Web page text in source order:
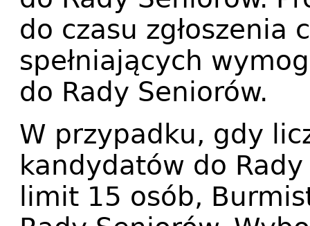
do czasu zgłoszenia
spełniających
do Rady Seniorów.
W przypadku, gdy
kandydatów do
limit 15 osób,